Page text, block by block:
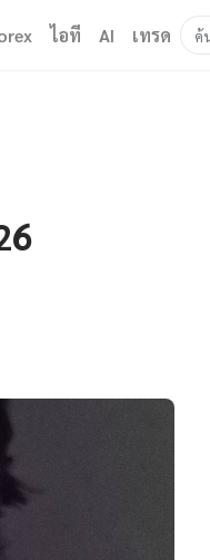
ไอที AI เทรด